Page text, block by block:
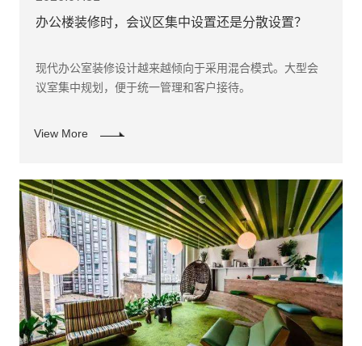
办公楼装修时，会议区集中设置还是分散设置？
现代办公室装修设计越来越倾向于采用混合模式。大型会
议室集中规划，便于统一管理和客户接待。
View More